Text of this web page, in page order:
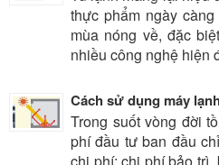
thực phẩm ngày
mùa nóng về, đặc
nhiều công nghệ hiện
Cách sử dụng máy
Trong suốt vòng đời
phí đầu tư ban đầu